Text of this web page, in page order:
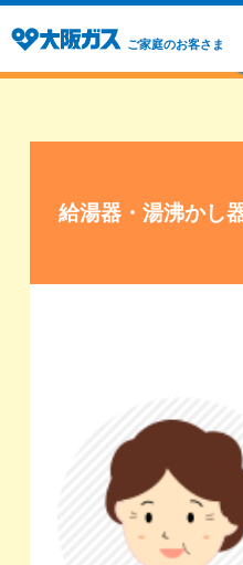
ご家庭のお客さま
給湯器・湯沸かし